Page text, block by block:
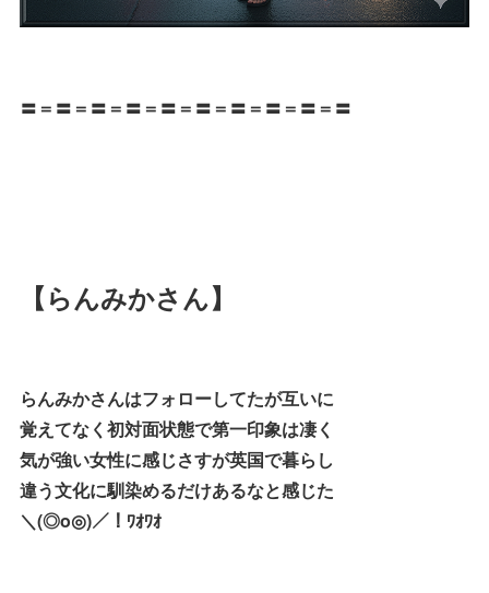
〓＝〓＝〓＝〓＝〓＝〓＝〓＝〓＝〓＝〓
【らんみかさん】
らんみかさんはフォローしてたが互いに
覚えてなく初対面状態で第一印象は凄く
気が強い女性に感じさすが英国で暮らし
違う文化に馴染めるだけあるなと感じた
＼(◎o◎)／！ﾜｵﾜｵ